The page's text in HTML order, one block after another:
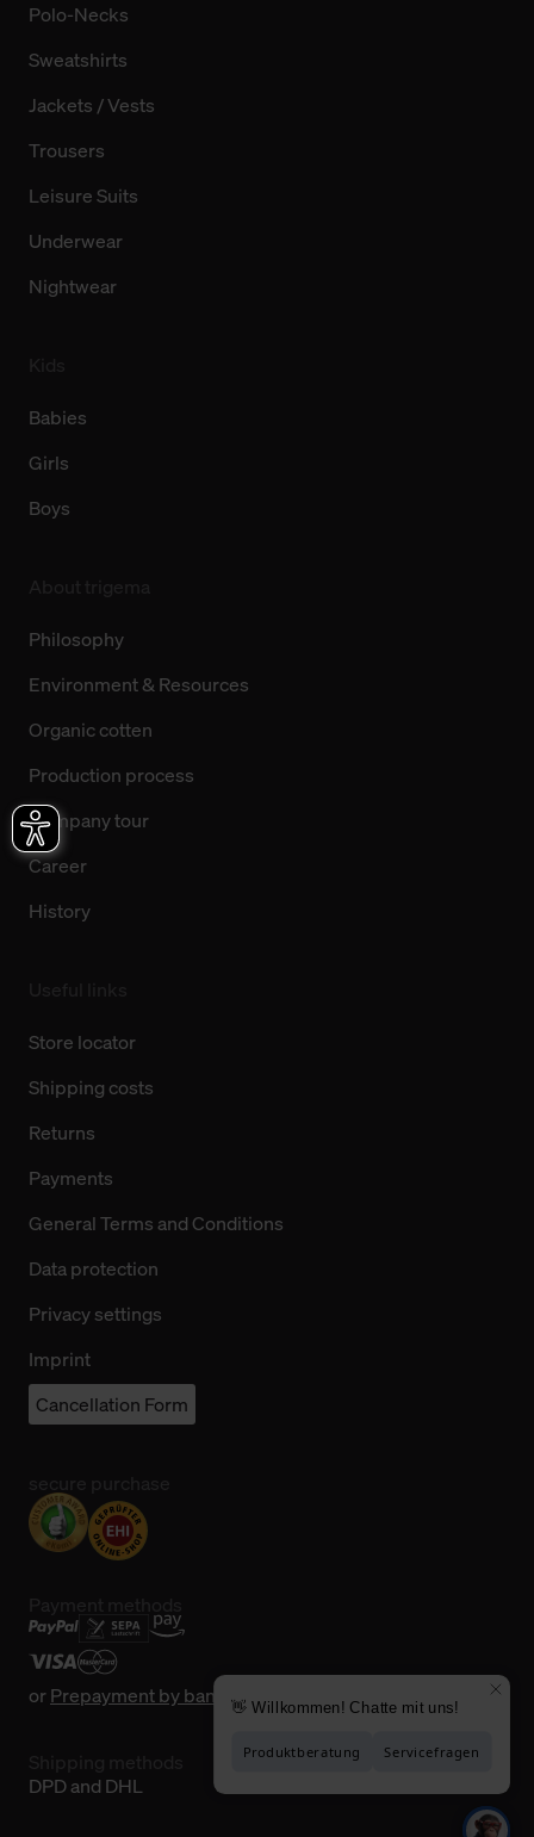
Polo-Necks
Sweatshirts
Jackets / Vests
Trousers
Leisure Suits
Underwear
Nightwear
Babies
Girls
Boys
Philosophy
Environment & Resources
Organic cotten
Production process
Company tour
Career
History
Store locator
Shipping costs
Returns
Payments
General Terms and Conditions
Data protection
Privacy settings
Imprint
Cancellation Form
orPrepayment by bank transfer
DPD and DHL